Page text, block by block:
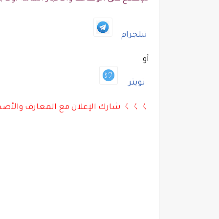
تيلجرام
أو
تويتر
ㄑㄑㄑ شارك الإعلان مع المعارف والأصدقاء بالأسفل